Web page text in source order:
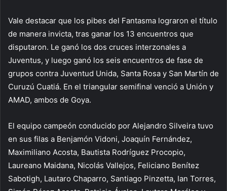
Vale destacar que los pibes del Fantasma lograron el título
de manera invicta, tras ganar los 13 encuentros que
disputaron. Le ganó los dos cruces interzonales a
Juventus, y luego ganó los seis encuentros de fase de
grupos contra Juventud Unida, Santa Rosa y San Martín de
Curuzú Cuatiá. En el triangular semifinal venció a Unión y
AMAD, ambos de Goya.
El equipo campeón conducido por Alejandro Silveira tuvo
en sus filas a Benjamón Vidoni, Joaquín Fernández,
Maximiliano Acosta, Bautista Rodríguez Procopio,
Laureano Maidana, Nicolás Vallejos, Feliciano Benítez
Sabotigh, Lautaro Chaparro, Santiago Pinzetta, Ian Torres,